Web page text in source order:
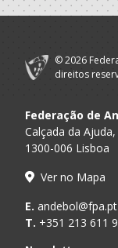
© 2026
direitos
Federação de
Calçada da
1300-006 Lisboa
Ver no Mapa
E. andebol@fpa.pt
T. +351 213 611